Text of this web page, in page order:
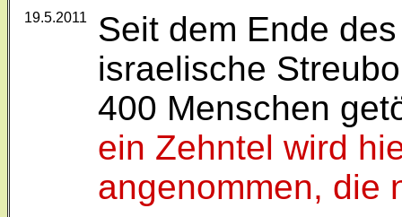
19.5.2011
Seit dem Ende
israelische
400 Menschen
ein Zehntel wird
angenommen, die